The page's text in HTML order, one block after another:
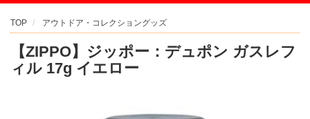
TOP アウトドア・コレクショングッズ
【ZIPPO】ジッポー：デュポン ガスレフ
ィル 17g イエロー